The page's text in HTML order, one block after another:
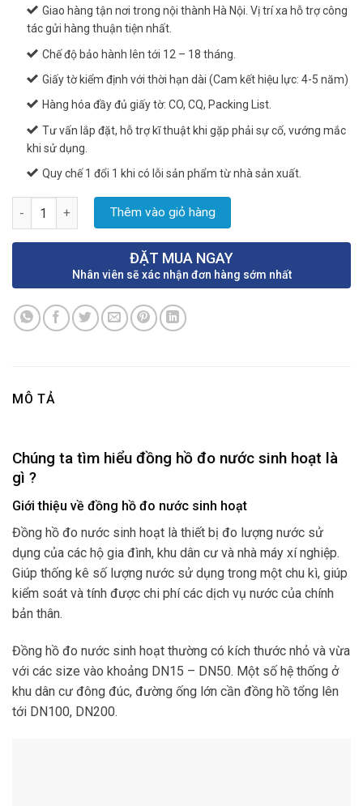
Giao hàng tận nơi trong nội thành Hà Nội. Vị trí xa hỗ trợ công
tác gửi hàng thuận tiện nhất.
Chế độ bảo hành lên tới 12 – 18 tháng.
Giấy tờ kiểm định với thời hạn dài (Cam kết hiệu lực: 4-5 năm)
Hàng hóa đầy đủ giấy tờ: CO, CQ, Packing List.
Tư vấn lắp đặt, hỗ trợ kĩ thuật khi gặp phải sự cố, vướng mắc
khi sử dụng.
Quy chế 1 đổi 1 khi có lỗi sản phẩm từ nhà sản xuất.
Đồng hồ đo nước sinh hoạt số lượng
Thêm vào giỏ hàng
ĐẶT MUA NGAY
Nhân viên sẽ xác nhận đơn hàng sớm nhất
MÔ TẢ
Chúng ta tìm hiểu đồng hồ đo nước sinh hoạt là
gì ?
Giới thiệu về đồng hồ đo nước sinh hoạt
Đồng hồ đo nước sinh hoạt là thiết bị đo lượng nước sử
dụng của các hộ gia đình, khu dân cư và nhà máy xí nghiệp.
Giúp thống kê số lượng nước sử dụng trong một chu kì, giúp
kiểm soát và tính được chi phí các dịch vụ nước của chính
bản thân.
Đồng hồ đo nước sinh hoạt thường có kích thước nhỏ và vừa
với các size vào khoảng DN15 – DN50. Một số hệ thống ở
khu dân cư đông đúc, đường ống lớn cần đồng hồ tổng lên
tới DN100, DN200.